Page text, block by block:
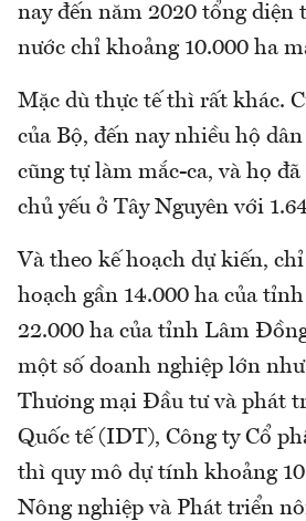
nay đến năm 2020 tổng diện
nước chỉ khoảng 10.000 ha
Mặc dù thực tế thì rất khác.
của Bộ, đến nay nhiều hộ
cũng tự làm mắc-ca, và họ đã
chủ yếu ở Tây Nguyên với
Và theo kế hoạch dự kiến,
hoạch gần 14.000 ha của
22.000 ha của tỉnh Lâm
một số doanh nghiệp lớn
Thương mại Đầu tư và phát
Quốc tế (IDT), Công ty Cổ
thì quy mô dự tính khoảng
Nông nghiệp và Phát triển